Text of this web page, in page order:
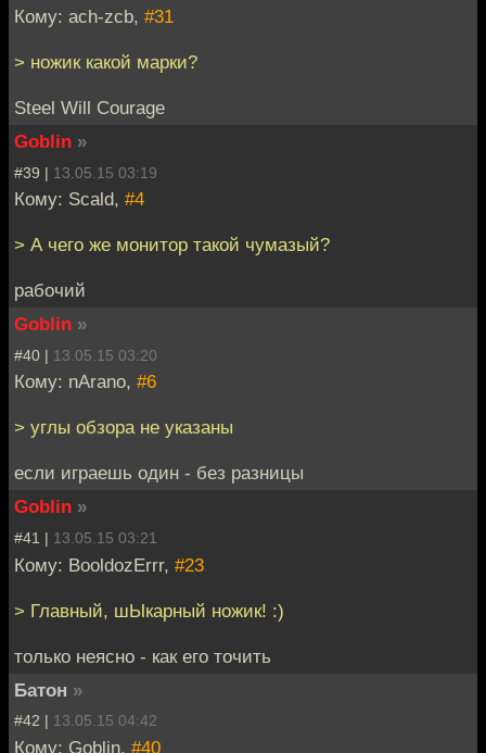
Кому: ach-zcb, #31
> ножик какой марки?
Steel Will Courage
Goblin »
#39 | 13.05.15 03:19
Кому: Scald, #4
> А чего же монитор такой чумазый?
рабочий
Goblin »
#40 | 13.05.15 03:20
Кому: nArano, #6
> углы обзора не указаны
если играешь один - без разницы
Goblin »
#41 | 13.05.15 03:21
Кому: BooldozErrr, #23
> Главный, шЫкарный ножик! :)
только неясно - как его точить
Батон »
#42 | 13.05.15 04:42
Кому: Goblin, #40